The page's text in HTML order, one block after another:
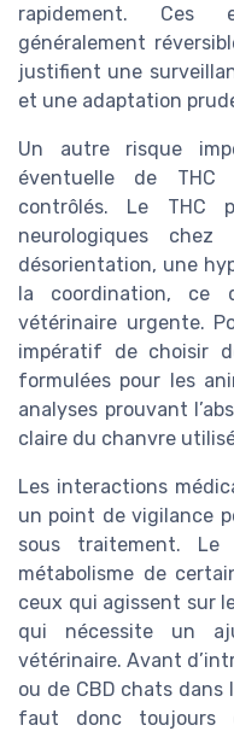
rapidement. Ces
généralement
justifient une
et une adaptation
Un autre risque
éventuelle de THC
contrôlés. Le THC
neurologiques
désorientation, une
la coordination, ce
vétérinaire urgente.
impératif de choisir
formulées pour les
analyses prouvant
claire du chanvre
Les interactions
un point de vigilance
sous traitement. Le
métabolisme de
ceux qui agissent sur
qui nécessite un
vétérinaire. Avant
ou de CBD chats dans
faut donc toujours